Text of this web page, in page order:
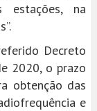
estações, na
Decreto
2020, o prazo
obtenção das
e